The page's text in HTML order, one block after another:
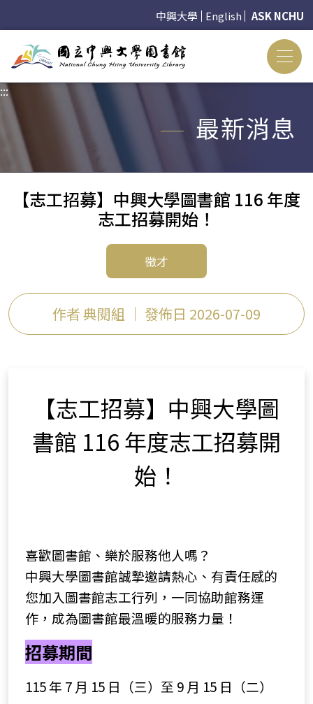
中興大學 English ASK NCHU
:::
最新消息
【志工招募】中興大學圖書館 116 年度
志工招募開始！
徵才
作者 典閱組 ｜ 發佈日 2026-07-09
【志工招募】中興大學圖
書館 116 年度志工招募開
始！
喜歡圖書館、樂於服務他人嗎？
中興大學圖書館誠摯邀請熱心、有責任感的
您加入圖書館志工行列，一同協助館務運
作，成為圖書館最溫暖的服務力量！
招募期間
115 年 7 月 15 日（三）至 9 月 15 日（二）